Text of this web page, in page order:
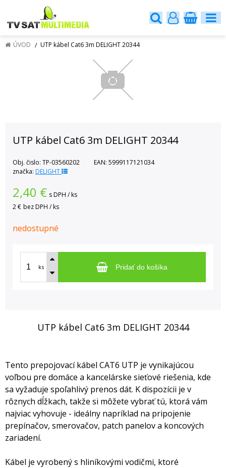
ÚVOD UTP kábel Cat6 3m DELIGHT 20344
UTP kábel Cat6 3m DELIGHT 20344
Obj. čislo: TP-03560202 EAN: 5999117121034
značka: DELIGHT
2,40 € s DPH / ks
2 € bez DPH / ks
nedostupné
ks Pridať do košíka
UTP kábel Cat6 3m DELIGHT 20344
Tento prepojovací kábel CAT6 UTP je vynikajúcou
voľbou pre domáce a kancelárske sieťové riešenia, kde
sa vyžaduje spoľahlivý prenos dát. K dispozícii je v
rôznych dĺžkach, takže si môžete vybrať tú, ktorá vám
najviac vyhovuje - ideálny napríklad na pripojenie
prepínačov, smerovačov, patch panelov a koncových
zariadení.
Kábel je vyrobený s hliníkovými vodičmi, ktoré